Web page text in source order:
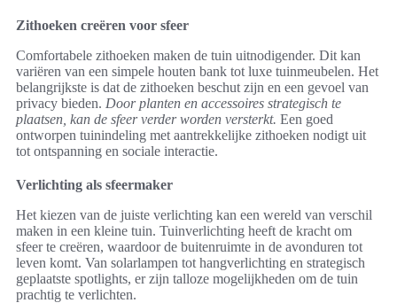
Zithoeken creëren voor sfeer
Comfortabele zithoeken maken de tuin uitnodigender. Dit kan
variëren van een simpele houten bank tot luxe tuinmeubelen. Het
belangrijkste is dat de zithoeken beschut zijn en een gevoel van
privacy bieden. Door planten en accessoires strategisch te
plaatsen, kan de sfeer verder worden versterkt. Een goed
ontworpen tuinindeling met aantrekkelijke zithoeken nodigt uit
tot ontspanning en sociale interactie.
Verlichting als sfeermaker
Het kiezen van de juiste verlichting kan een wereld van verschil
maken in een kleine tuin. Tuinverlichting heeft de kracht om
sfeer te creëren, waardoor de buitenruimte in de avonduren tot
leven komt. Van solarlampen tot hangverlichting en strategisch
geplaatste spotlights, er zijn talloze mogelijkheden om de tuin
prachtig te verlichten.